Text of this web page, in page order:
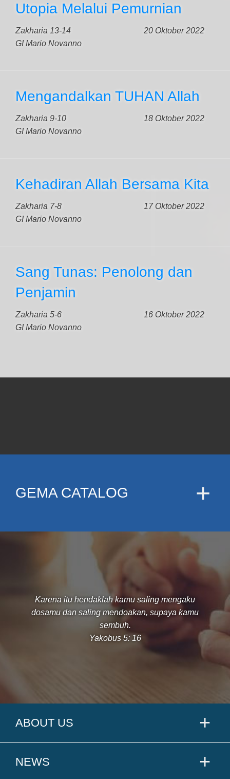
Utopia Melalui Pemurnian
Zakharia 13-14
20 Oktober 2022
GI Mario Novanno
Mengandalkan TUHAN Allah
Zakharia 9-10
18 Oktober 2022
GI Mario Novanno
Kehadiran Allah Bersama Kita
Zakharia 7-8
17 Oktober 2022
GI Mario Novanno
Sang Tunas: Penolong dan
Penjamin
Zakharia 5-6
16 Oktober 2022
GI Mario Novanno
GEMA CATALOG
Karena itu hendaklah kamu saling mengaku
dosamu dan saling mendoakan, supaya kamu
sembuh.
Yakobus 5: 16
ABOUT US
NEWS